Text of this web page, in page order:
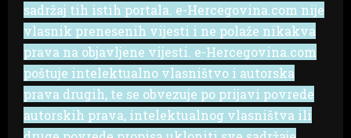
sadržaj tih istih portala. e-Hercegovina.com nije
vlasnik prenesenih vijesti i ne polaže nikakva
prava na objavljene vijesti. e-Hercegovina.com
poštuje intelektualno vlasništvo i autorska
prava drugih, te se obvezuje po prijavi povrede
autorskih prava, intelektualnog vlasništva ili